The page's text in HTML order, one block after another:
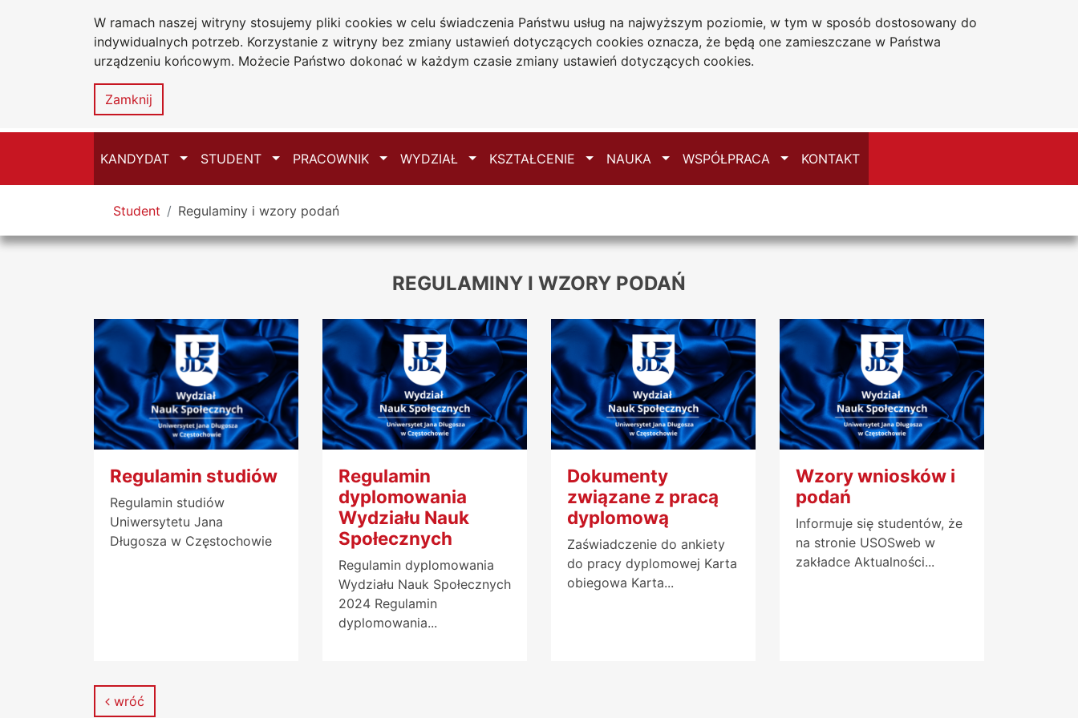
W ramach naszej witryny stosujemy pliki cookies w celu świadczenia Państwu usług na najwyższym poziomie, w tym w sposób dostosowany do
indywidualnych potrzeb. Korzystanie z witryny bez zmiany ustawień dotyczących cookies oznacza, że będą one zamieszczane w Państwa
urządzeniu końcowym. Możecie Państwo dokonać w każdym czasie zmiany ustawień dotyczących cookies.
Zamknij
Przejdź do głównego menu
Przejdź do treści
Przejdź do wyszukiwarki
Przejdź do mapy serwisuUniwersytet
Jana
Długosza
Wydział Nauk
Społecznych
Deklaracja dostępności
Mapa serwisu
KANDYDAT Przełącz
STUDENT Przełącz
PRACOWNIK Przełącz
WYDZIAŁ Przełącz
KSZTAŁCENIE Przełącz
NAUKA Przełącz
WSPÓŁPRACA Przełącz
KONTAKT
Tutaj jesteś
Student Regulaminy i wzory podań
REGULAMINY I WZORY PODAŃ
Regulamin studiów
Regulamin studiów
Uniwersytetu Jana
Długosza w Częstochowie
Regulamin
dyplomowania
Wydziału Nauk
Społecznych
Regulamin dyplomowania
Wydziału Nauk Społecznych
2024 Regulamin
dyplomowania...
Dokumenty
związane z pracą
dyplomową
Zaświadczenie do ankiety
do pracy dyplomowej Karta
obiegowa Karta...
Wzory wniosków i
podań
Informuje się studentów, że
na stronie USOSweb w
zakładce Aktualności...
wróć